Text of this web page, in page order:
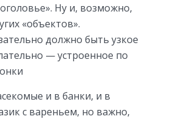
Ну и, возможно,
«объектов».
должно быть узкое
— устроенное по
и в банки, и в
с вареньем, но важно,